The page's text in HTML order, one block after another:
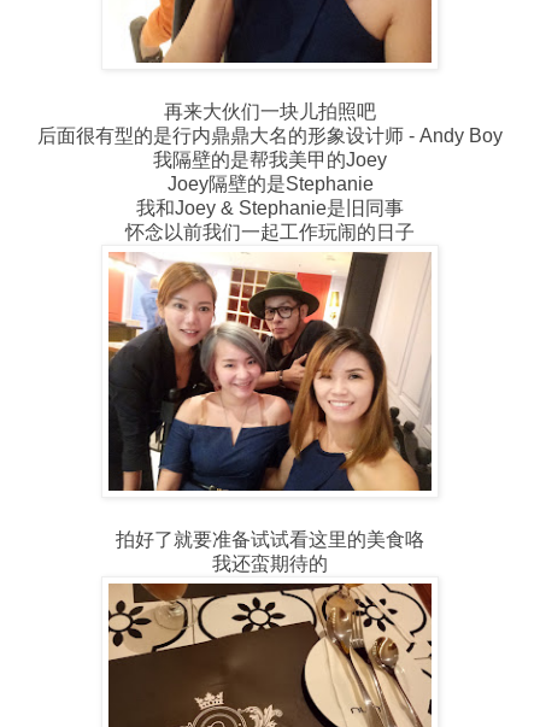
再来大伙们一块儿拍照吧
后面很有型的是行内鼎鼎大名的形象设计师 - Andy Boy
我隔壁的是帮我美甲的Joey
Joey隔壁的是Stephanie
我和Joey & Stephanie是旧同事
怀念以前我们一起工作玩闹的日子
拍好了就要准备试试看这里的美食咯
我还蛮期待的